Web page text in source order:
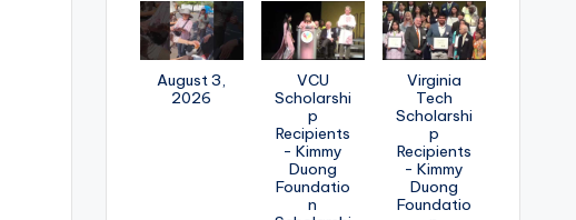
August 3,
2026
VCU
Scholarshi
p
Recipients
- Kimmy
Duong
Foundatio
n
Virginia
Tech
Scholarshi
p
Recipients
- Kimmy
Duong
Foundatio